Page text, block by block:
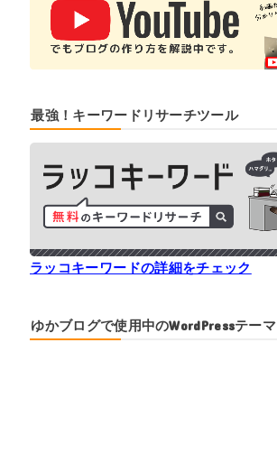
最強！キーワードリサーチツール
ラッコキーワードの詳細をチェック
ゆかブログで使用中のWordPressテーマ